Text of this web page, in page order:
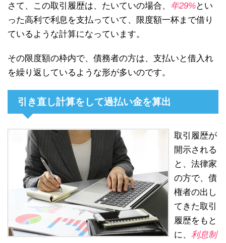
さて、この取引履歴は、たいていの場合、 年29%とい
った高利で利息を支払っていて、限度額一杯まで借り
ているような計算になっています。
その限度額の枠内で、債務者の方は、支払いと借入れ
を繰り返しているような形が多いのです。
引き直し計算をして過払い金を算出
取引履歴が
開示される
と、法律家
の方で、債
権者の出し
てきた取引
履歴をもと
に、 利息制